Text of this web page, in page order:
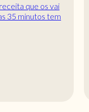
que os vai
35 minutos tem